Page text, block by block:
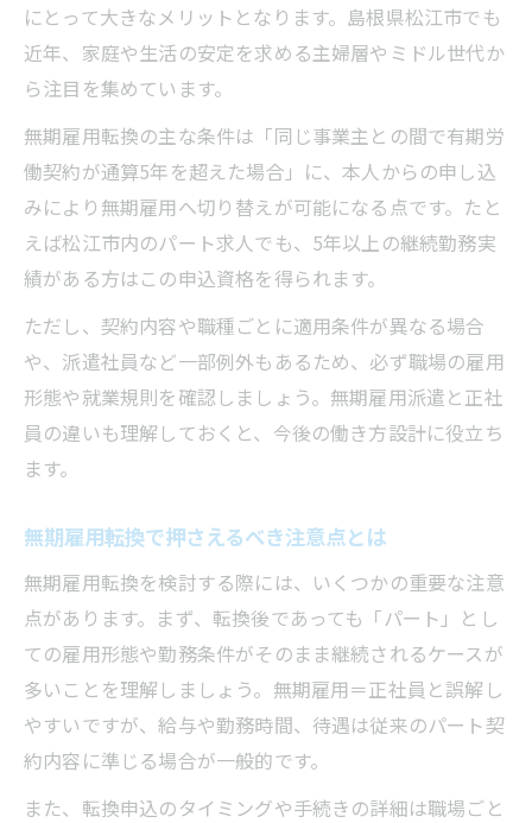
にとって大きなメリットとなります。島根県松江市でも
近年、家庭や生活の安定を求める主婦層やミドル世代か
ら注目を集めています。
無期雇用転換の主な条件は「同じ事業主との間で有期労
働契約が通算5年を超えた場合」に、本人からの申し込
みにより無期雇用へ切り替えが可能になる点です。たと
えば松江市内のパート求人でも、5年以上の継続勤務実
績がある方はこの申込資格を得られます。
ただし、契約内容や職種ごとに適用条件が異なる場合
や、派遣社員など一部例外もあるため、必ず職場の雇用
形態や就業規則を確認しましょう。無期雇用派遣と正社
員の違いも理解しておくと、今後の働き方設計に役立ち
ます。
無期雇用転換で押さえるべき注意点とは
無期雇用転換を検討する際には、いくつかの重要な注意
点があります。まず、転換後であっても「パート」とし
ての雇用形態や勤務条件がそのまま継続されるケースが
多いことを理解しましょう。無期雇用＝正社員と誤解し
やすいですが、給与や勤務時間、待遇は従来のパート契
約内容に準じる場合が一般的です。
また、転換申込のタイミングや手続きの詳細は職場ごと